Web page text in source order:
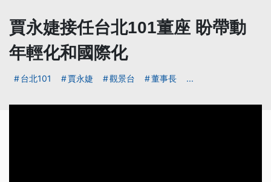
賈永婕接任台北101董座 盼帶動
年輕化和國際化
台北101 賈永婕 觀景台 董事長 ...